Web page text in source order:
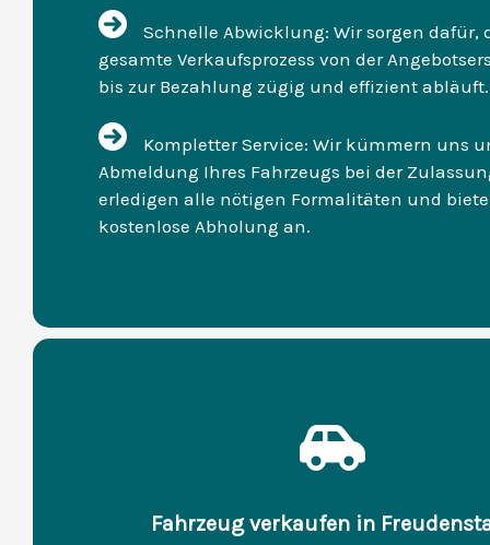
Schnelle Abwicklung: Wir sorgen dafür,
gesamte Verkaufsprozess von der
bis zur Bezahlung zügig und effizient abläuft.
Kompletter Service: Wir kümmern uns
Abmeldung Ihres Fahrzeugs bei der
erledigen alle nötigen Formalitäten und
kostenlose Abholung an.
Fahrzeug verkaufen in